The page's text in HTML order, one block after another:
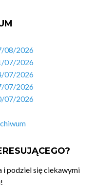
08/2026
07/2026
07/2026
07/2026
07/2026
i podziel się ciekawymi